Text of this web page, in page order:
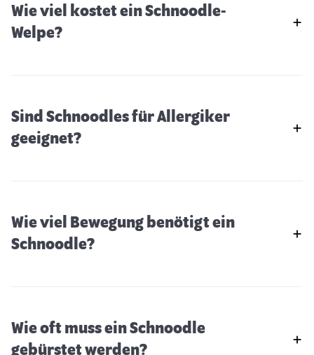
Wie viel kostet ein Schnoodle-
Welpe?
Sind Schnoodles für Allergiker
geeignet?
Wie viel Bewegung benötigt ein
Schnoodle?
Wie oft muss ein Schnoodle
gebürstet werden?
Riesenschnauzer